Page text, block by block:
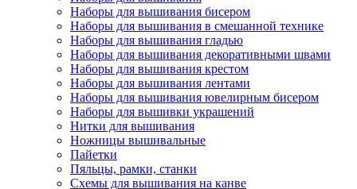
Наборы для вышивания бисером
Наборы для вышивания в смешанной технике
Наборы для вышивания гладью
Наборы для вышивания декоративными швами
Наборы для вышивания крестом
Наборы для вышивания лентами
Наборы для вышивания ювелирным бисером
Наборы для вышивки украшений
Нитки для вышивания
Ножницы вышивальные
Пайетки
Пяльцы, рамки, станки
Схемы для вышивания на канве